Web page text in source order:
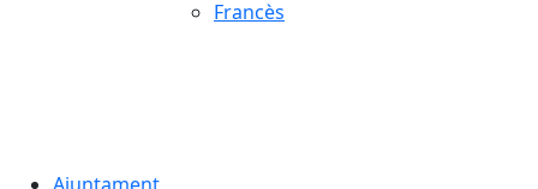
Francès